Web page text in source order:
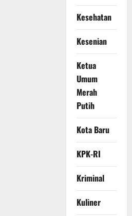
Kesehatan
Kesenian
Ketua
Umum
Merah
Putih
Kota Baru
KPK-RI
Kriminal
Kuliner